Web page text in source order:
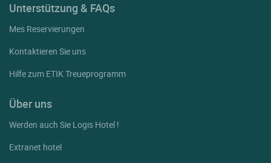
Unterstützung & FAQs
Mes Reservierungen
Kontaktieren Sie uns
Hilfe zum ETIK Treueprogramm
Über uns
Werden auch Sie Logis Hotel !
Extranet hotel